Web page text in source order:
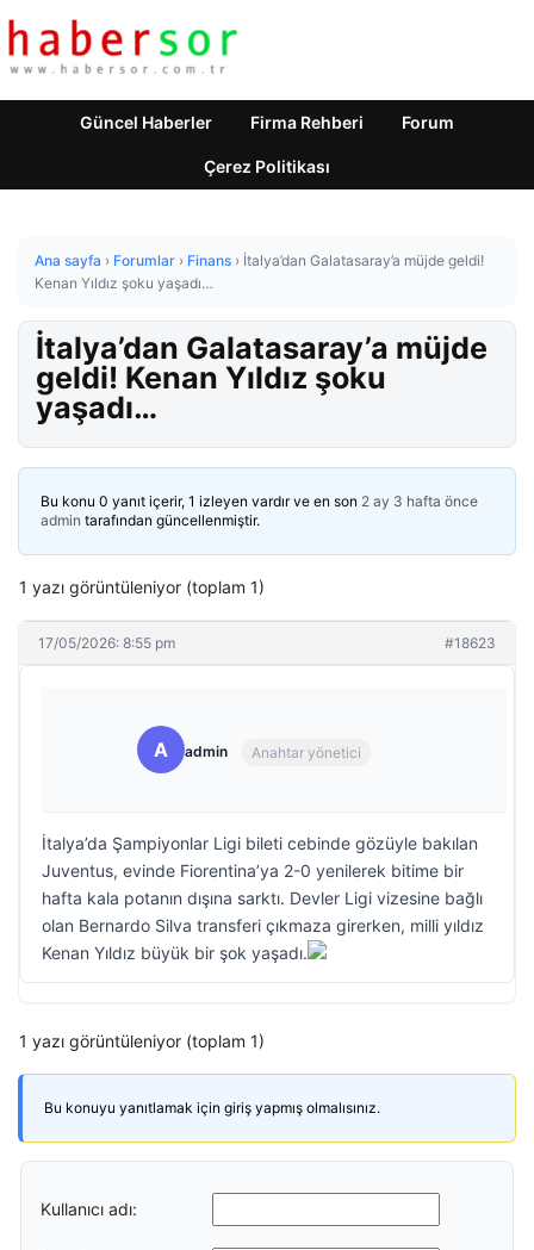
Güncel Haberler Firma Rehberi Forum
Çerez Politikası
Ana sayfa › Forumlar › Finans › İtalya’dan Galatasaray’a müjde geldi!
Kenan Yıldız şoku yaşadı…
İtalya’dan Galatasaray’a müjde
geldi! Kenan Yıldız şoku
yaşadı…
Bu konu 0 yanıt içerir, 1 izleyen vardır ve en son 2 ay 3 hafta önce
admin tarafından güncellenmiştir.
1 yazı görüntüleniyor (toplam 1)
17/05/2026: 8:55 pm #18623
A admin Anahtar yönetici
İtalya’da Şampiyonlar Ligi bileti cebinde gözüyle bakılan
Juventus, evinde Fiorentina’ya 2-0 yenilerek bitime bir
hafta kala potanın dışına sarktı. Devler Ligi vizesine bağlı
olan Bernardo Silva transferi çıkmaza girerken, milli yıldız
Kenan Yıldız büyük bir şok yaşadı.
1 yazı görüntüleniyor (toplam 1)
Bu konuyu yanıtlamak için giriş yapmış olmalısınız.
Kullanıcı adı: